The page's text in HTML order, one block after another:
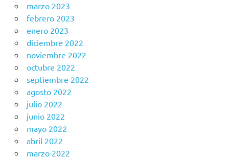
marzo 2023
febrero 2023
enero 2023
diciembre 2022
noviembre 2022
octubre 2022
septiembre 2022
agosto 2022
julio 2022
junio 2022
mayo 2022
abril 2022
marzo 2022